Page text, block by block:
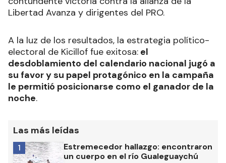
Libertad Avanza y dirigentes del PRO.
A la luz de los resultados, la estrategia político-
electoral de Kicillof fue exitosa: el
desdoblamiento del calendario nacional jugó a
su favor y su papel protagónico en la campaña
le permitió posicionarse como el ganador de la
noche.
Las más leídas
Estremecedor hallazgo: encontraron
un cuerpo en el río Gualeguaychú
1